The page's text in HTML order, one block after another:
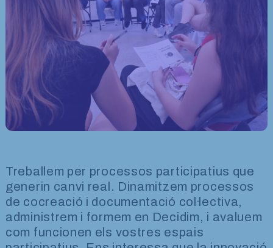
Treballem per processos participatius que
generin canvi real. Dinamitzem processos
de cocreació i documentació col·lectiva,
administrem i formem en Decidim, i avaluem
com funcionen els vostres espais